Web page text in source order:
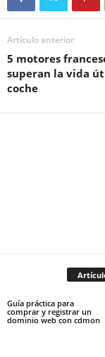
Artículo anterior
5 motores
superan la vida
coche
Guía práctica para
comprar y registrar un
dominio web con cdmon